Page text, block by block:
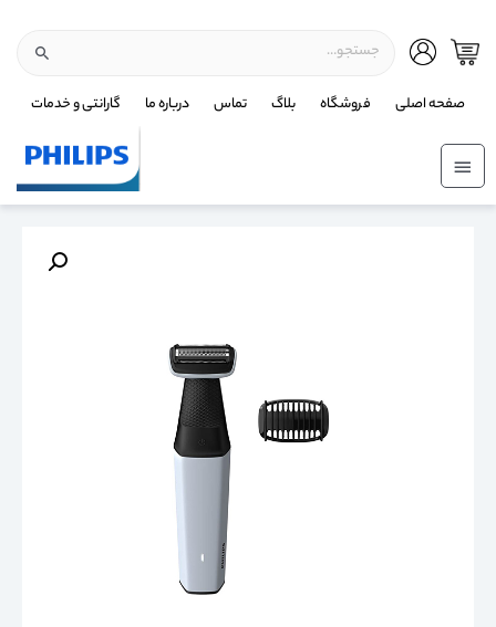
صفحه اصلی فروشگاه بلاگ تماس درباره ما گارانتی و خدمات